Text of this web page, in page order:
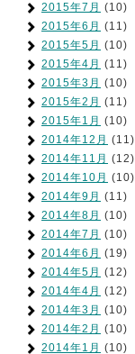
2015年7月 (10)
2015年6月 (11)
2015年5月 (10)
2015年4月 (11)
2015年3月 (10)
2015年2月 (11)
2015年1月 (10)
2014年12月 (11)
2014年11月 (12)
2014年10月 (10)
2014年9月 (11)
2014年8月 (10)
2014年7月 (10)
2014年6月 (19)
2014年5月 (12)
2014年4月 (12)
2014年3月 (10)
2014年2月 (10)
2014年1月 (10)